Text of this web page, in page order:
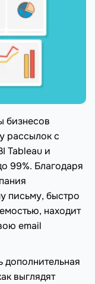
бизнесов
рассылок с
Tableau и
99%. Благодаря
письму, быстро
находит
email
дополнительная
выглядят